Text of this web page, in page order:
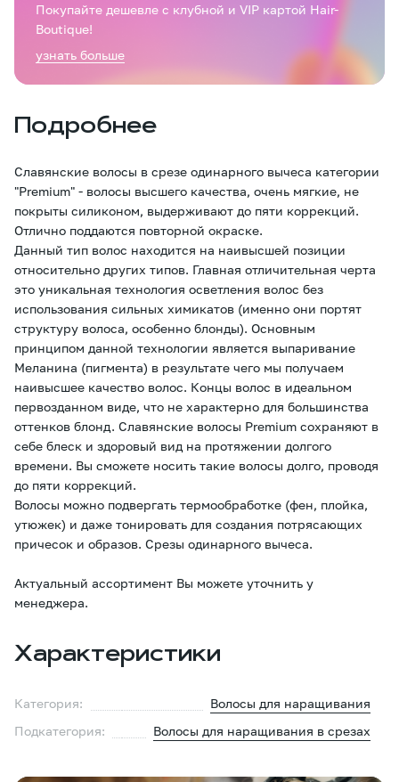
Подробнее
Славянские волосы в срезе одинарного вычеса категории
"Premium" - волосы высшего качества, очень мягкие, не
покрыты силиконом, выдерживают до пяти коррекций.
Отлично поддаются повторной окраске.
Данный тип волос находится на наивысшей позиции
относительно других типов. Главная отличительная черта
это уникальная технология осветления волос без
использования сильных химикатов (именно они портят
структуру волоса, особенно блонды). Основным
принципом данной технологии является выпаривание
Меланина (пигмента) в результате чего мы получаем
наивысшее качество волос. Концы волос в идеальном
первозданном виде, что не характерно для большинства
оттенков блонд. Славянские волосы Premium сохраняют в
себе блеск и здоровый вид на протяжении долгого
времени. Вы сможете носить такие волосы долго, проводя
до пяти коррекций.
Волосы можно подвергать термообработке (фен, плойка,
утюжек) и даже тонировать для создания потрясающих
причесок и образов. Срезы одинарного вычеса.
Актуальный ассортимент Вы можете уточнить у
менеджера.
Характеристики
Категория:
Волосы для наращивания
Подкатегория:
Волосы для наращивания в срезах
Покупайте дешевле с клубной и VIP картой Hair-
Boutique!
узнать больше